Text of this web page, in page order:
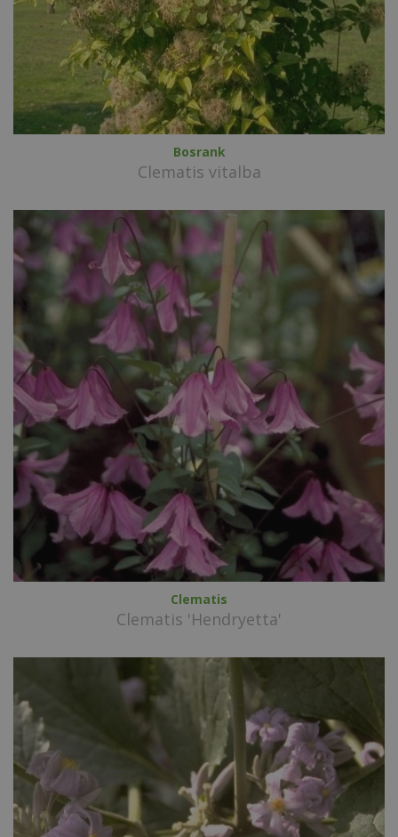
Bosrank
Clematis vitalba
Clematis
Clematis 'Hendryetta'